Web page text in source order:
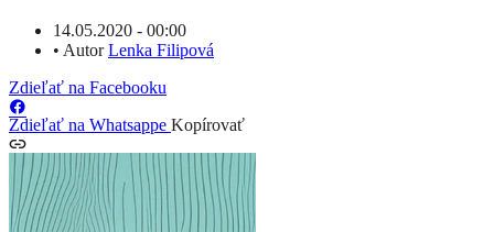
14.05.2020 - 00:00
• AutorLenka Filipová
Zdieľať na Facebooku
Zdieľať na Whatsappe Kopírovať